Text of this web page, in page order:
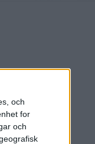
och
for
och